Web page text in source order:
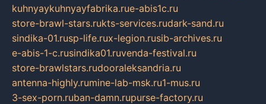
kuhnyaykuhnyayfabrika.rue-abis1c.ru
store-brawl-stars.rukts-services.rudark-sand.ru
sindika-01.rusp-life.rux-legion.rusib-archives.ru
e-abis-1-c.rusindika01.ruvenda-festival.ru
store-brawlstars.rudooraleksandria.ru
antenna-highly.rumine-lab-msk.ru1-mus.ru
3-sex-porn.ruban-damn.rupurse-factory.ru